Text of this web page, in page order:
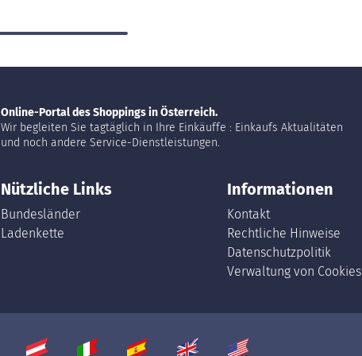
Online-Portal des Shoppings in Österreich.
Wir begleiten Sie tagtäglich in Ihre Einkäuffe : Einkaufs Aktualitäten
und noch andere Service-Dienstleistungen.
Nützliche Links
Bundesländer
Ladenkette
Informationen
Kontakt
Rechtliche Hinweise
Datenschutzpolitik
Verwaltung von Cookies